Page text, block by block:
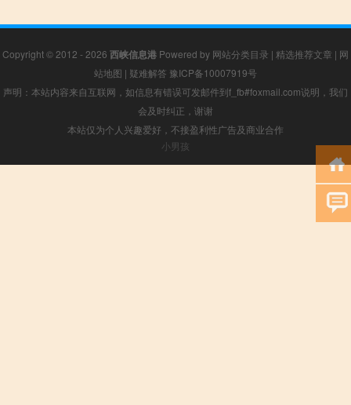
Copyright © 2012 - 2026 西峡信息港 Powered by 网站分类目录 | 精选推荐文章 | 网
站地图 | 疑难解答 豫ICP备10007919号
声明：本站内容来自互联网，如信息有错误可发邮件到f_fb#foxmail.com说明，我们
会及时纠正，谢谢
本站仅为个人兴趣爱好，不接盈利性广告及商业合作
小男孩